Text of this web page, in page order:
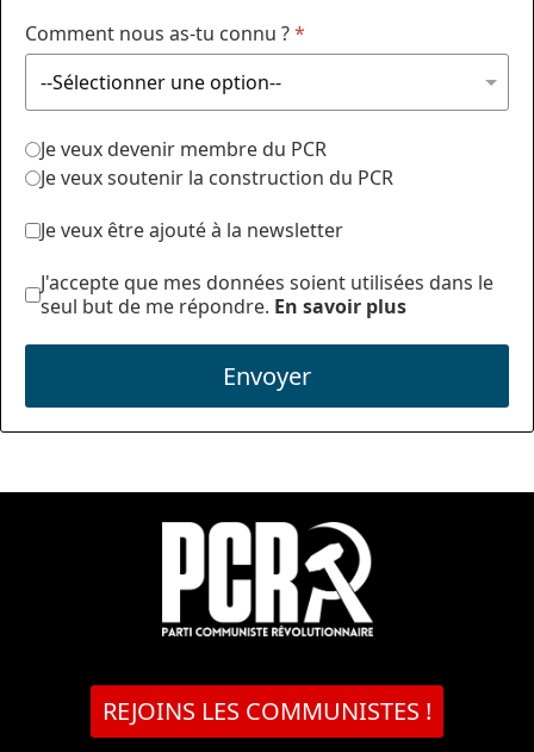
Comment nous as-tu connu ?*
Je veux devenir membre du PCR
Je veux soutenir la construction du PCR
Je veux être ajouté à la newsletter
J'accepte que mes données soient utilisées dans le
seul but de me répondre. En savoir plus
Envoyer
REJOINS LES COMMUNISTES !